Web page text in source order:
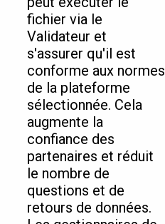
fichier via le
Validateur et
s'assurer qu'il est
conforme aux normes
de la plateforme
sélectionnée. Cela
augmente la
confiance des
partenaires et réduit
le nombre de
questions et de
retours de données.